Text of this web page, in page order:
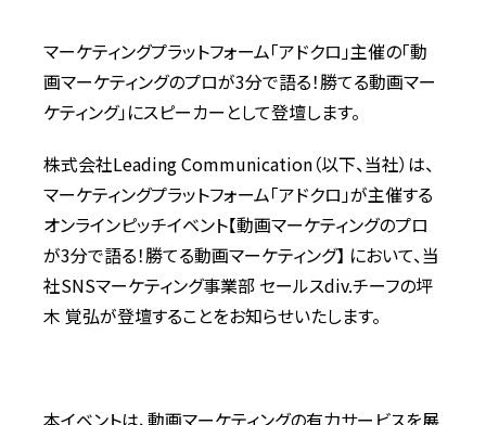
マーケティングプラットフォーム「アドクロ」主催の「動
画マーケティングのプロが3分で語る！勝てる動画マー
ケティング」にスピーカーとして登壇します。
株式会社Leading Communication（以下、当社）は、
マーケティングプラットフォーム「アドクロ」が主催する
オンラインピッチイベント【動画マーケティングのプロ
が3分で語る！勝てる動画マーケティング】 において、当
社SNSマーケティング事業部 セールスdiv.チーフの坪
木 覚弘が登壇することをお知らせいたします。